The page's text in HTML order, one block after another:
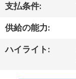
工
場
支払条件:
供給の能力:
ハイライト: